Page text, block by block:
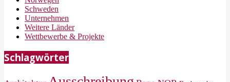
Schweden
Unternehmen
Weitere Länder
Wettbewerbe & Projekte
Schlagwörter